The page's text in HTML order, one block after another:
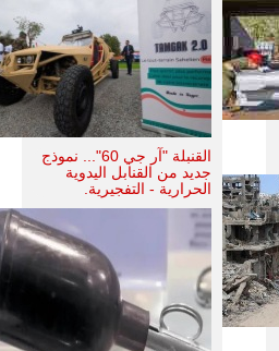
القنبلة "آر جي 60"... نموذج
جديد من القنابل اليدوية
الحرارية - التفجيرية.